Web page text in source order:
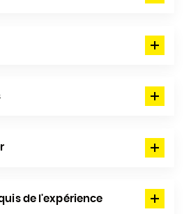
de l'expérience